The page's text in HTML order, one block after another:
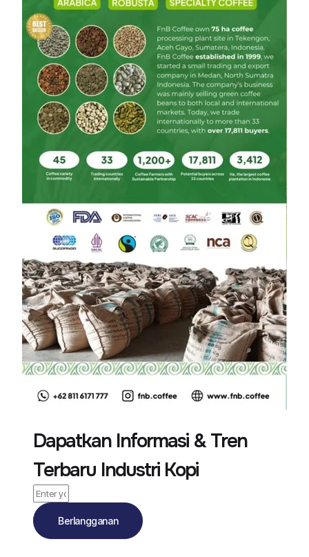
Dapatkan Informasi & Tren
Terbaru Industri Kopi
Berlangganan